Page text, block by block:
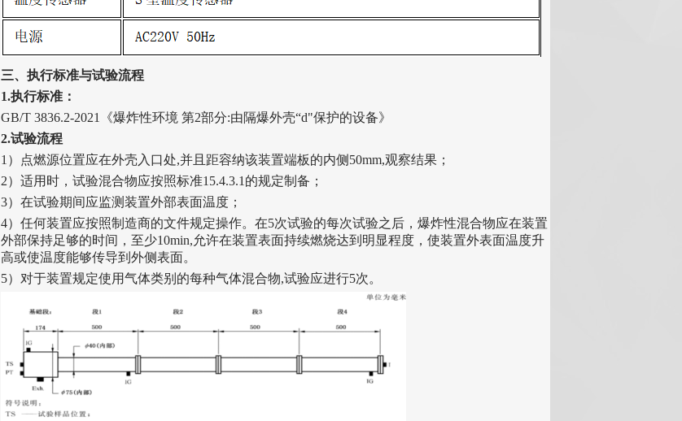
三、执行标准与试验流程‌
1.执行标准：
GB/T 3836.2-2021《爆炸性环境 第2部分:由隔爆外壳“d"保护的设备》
2.试验流程
1）
点燃源位置应在外壳入口处,并且距容纳该装置端板的内侧50mm,观察结果 ；
2） 适用时，试验混合物应按照标准15.4.3.1的规定制备 ；
3） 在试验期间应监测装置外部表面温度 ；
4） 任何装置应按照制造商的文件规定操作。在5次试验的每次试验之后，爆炸性混合物应在装置
外部保持足够的时间，至少10min,允许在装置表面持续燃烧达到明显程度，使装置外表面温度升
高或使温度能够传导到外侧表面。
5） 对于装置规定使用气体类别的每种气体混合物,试验应进行5次。